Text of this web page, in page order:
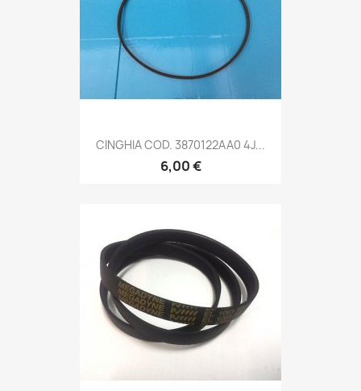
CINGHIA COD. 3870122AA0 4J...
6,00 €